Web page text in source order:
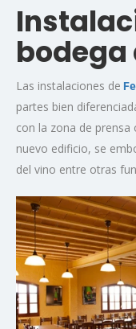
bodega
Las instalaciones de
partes bien
con la zona de prensa
nuevo edificio, se
del vino entre otras